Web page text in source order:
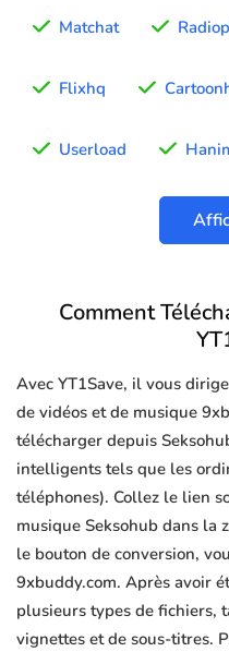
Matchat
Flixhq
Userload
Comment
Avec YT1Save, il vous
de vidéos et de musique
télécharger depuis
intelligents tels que les
téléphones). Collez le lien
musique Seksohub dans la
le bouton de conversion,
9xbuddy.com. Après avoir
plusieurs types de fichiers,
vignettes et de sous-titres.